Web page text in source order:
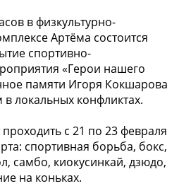
в физкультурно-
Артёма состоится
спортивно-
«Герои нашего
памяти Игоря Кокшарова
локальных конфликтах.
с 21 по 23 февраля
спортивная борьба, бокс,
самбо, киокусинкай, дзюдо,
на коньках.